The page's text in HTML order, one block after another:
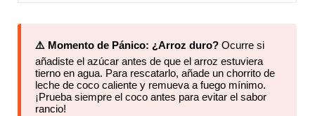
⚠️ Momento de Pánico: ¿Arroz duro? Ocurre si
añadiste el azúcar antes de que el arroz estuviera
tierno en agua. Para rescatarlo, añade un chorrito de
leche de coco caliente y remueva a fuego mínimo.
¡Prueba siempre el coco antes para evitar el sabor
rancio!